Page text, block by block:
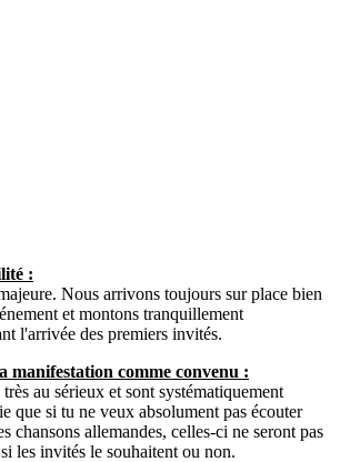
:
Nous arrivons toujours sur place bien
et montons tranquillement
l'arrivée des premiers invités.
manifestation comme convenu :
au sérieux et sont systématiquement
que si tu ne veux absolument pas écouter
chansons allemandes, celles-ci ne seront pas
les invités le souhaitent ou non.